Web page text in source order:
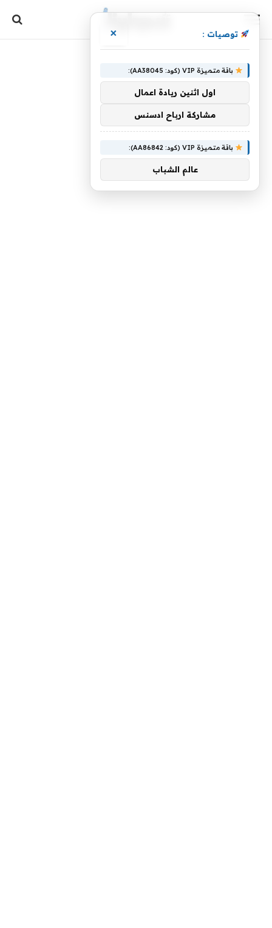
توصيات : ×
باقة متميزة VIP (كود: AA38045):
اول اثنين ريادة اعمال
مشاركة ارباح ادسنس
باقة متميزة VIP (كود: AA86842):
عالم الشباب